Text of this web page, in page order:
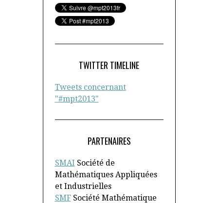
TWITTER TIMELINE
Tweets concernant
"#mpt2013"
PARTENAIRES
SMAI Société de
Mathématiques Appliquées
et Industrielles
SMFSociété Mathématique